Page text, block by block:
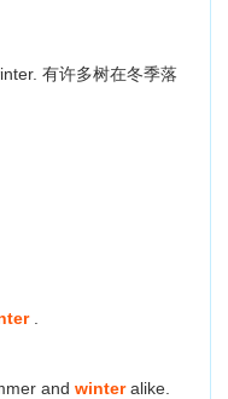
有许多树在冬季落
and winteralike.